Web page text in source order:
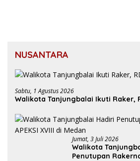
NUSANTARA
Sabtu, 1 Agustus 2026
Walikota Tanjungbalai Ikuti Raker,
Jumat, 3 Juli 2026
Walikota
Penutupan